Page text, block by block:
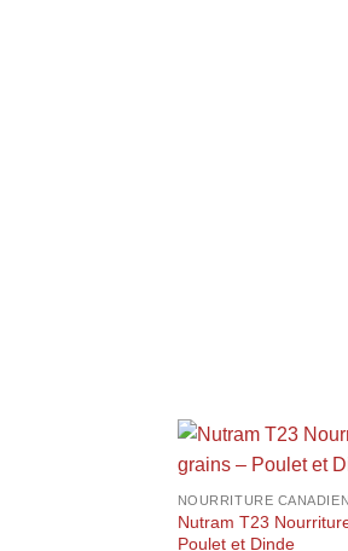
+
NOURRITURE
Nutram T23
Poulet et Dinde